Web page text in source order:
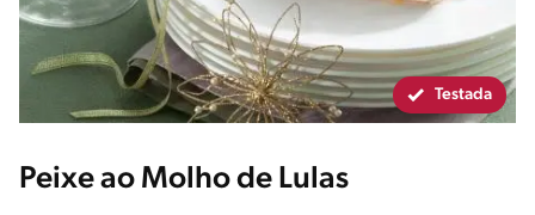
Testada
Peixe ao Molho de Lulas